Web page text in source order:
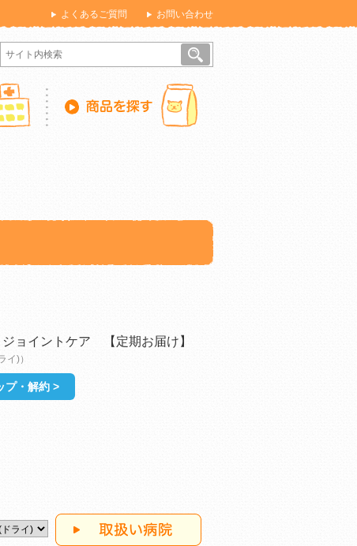
よくあるご質問 お問い合わせ
ョイントケア 【定期お届け】
イ)）
プ・解約 >